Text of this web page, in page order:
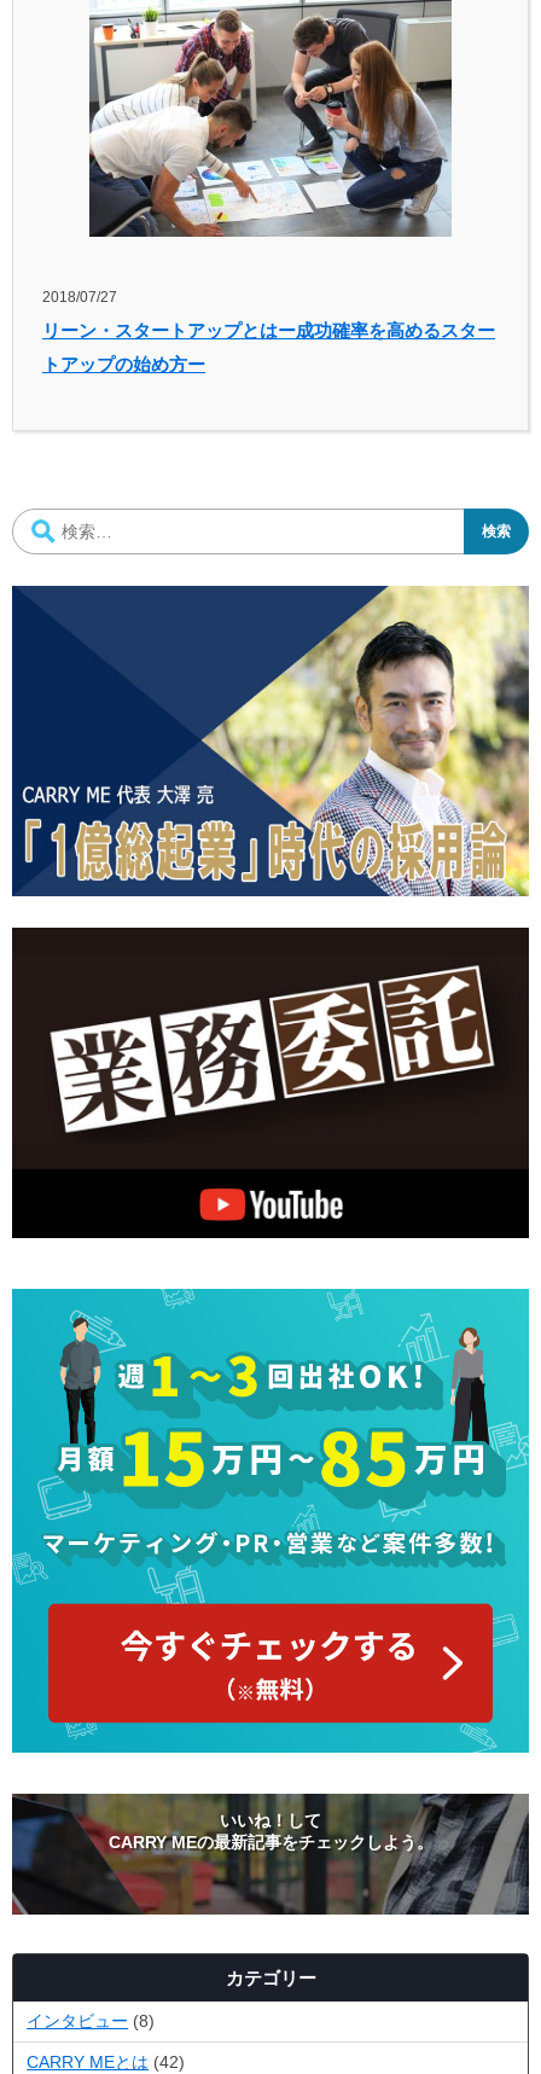
2018/07/27
リーン・スタートアップとはー成功確率を高めるスター
トアップの始め方ー
検
索:
いいね！して
CARRY MEの最新記事をチェックしよう。
カテゴリー
インタビュー (8)
CARRY MEとは (42)